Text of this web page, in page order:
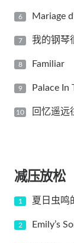
Mariage
我的钢琴
Familiar
Palace In
回忆遥远
减压放松
夏日虫鸣
Emily’s